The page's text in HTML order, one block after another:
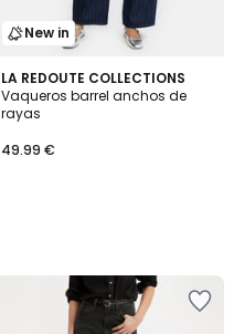
New in
LA REDOUTE COLLECTIONS
Vaqueros barrel anchos de
rayas
49.99 €